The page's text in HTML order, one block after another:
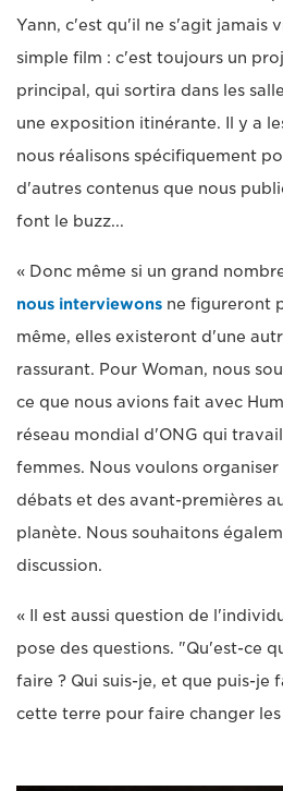
Yann, c'est qu'il ne s'agit jamais
simple film : c'est toujours un
principal, qui sortira dans les
une exposition itinérante. Il y a
nous réalisons spécifiquement
d'autres contenus que nous
font le buzz...
« Donc même si un grand
nous interviewons ne figureront
même, elles existeront d'une
rassurant. Pour Woman, nous
ce que nous avions fait avec
réseau mondial d'ONG qui
femmes. Nous voulons
débats et des avant-premières
planète. Nous souhaitons
discussion.
« Il est aussi question de
pose des questions. "Qu'est-ce
faire ? Qui suis-je, et que puis-je
cette terre pour faire changer les